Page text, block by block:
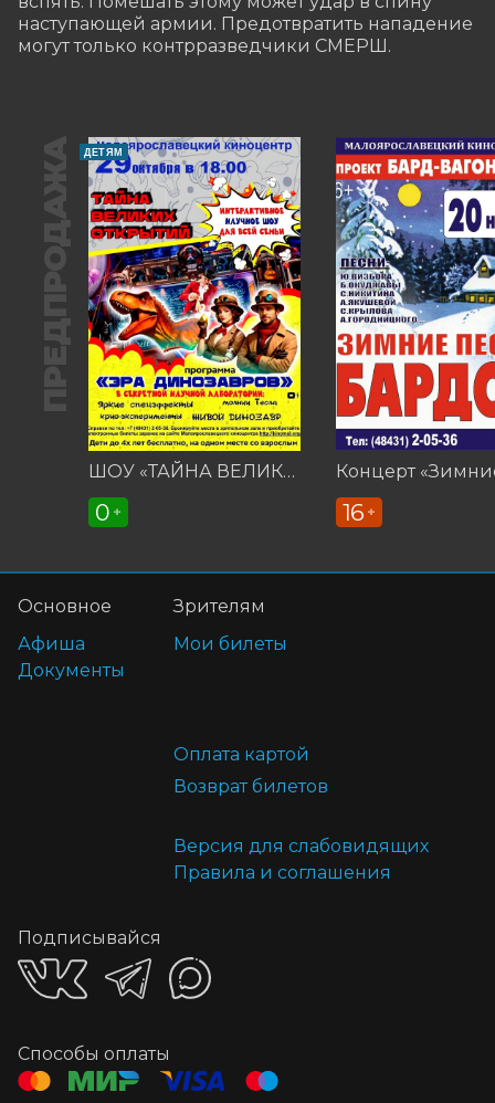
наступающей армии. Предотвратить нападение
могут только контрразведчики СМЕРШ.
ПРЕДПРОДАЖА ДЕТЯМ
ШОУ «ТАЙНА ВЕЛИКИХ ОТКРЫТИЙ»
0 + 16 +
Основное
Афиша
Документы
Зрителям
Мои билеты
Оплата картой
Возврат билетов
Версия для слабовидящих
Правила и соглашения
Подписывайся
Способы оплаты